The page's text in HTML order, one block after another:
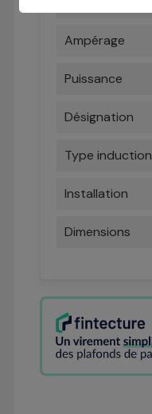
Ampérage
Puissance
Désignation
Type induction
Installation
Dimensions